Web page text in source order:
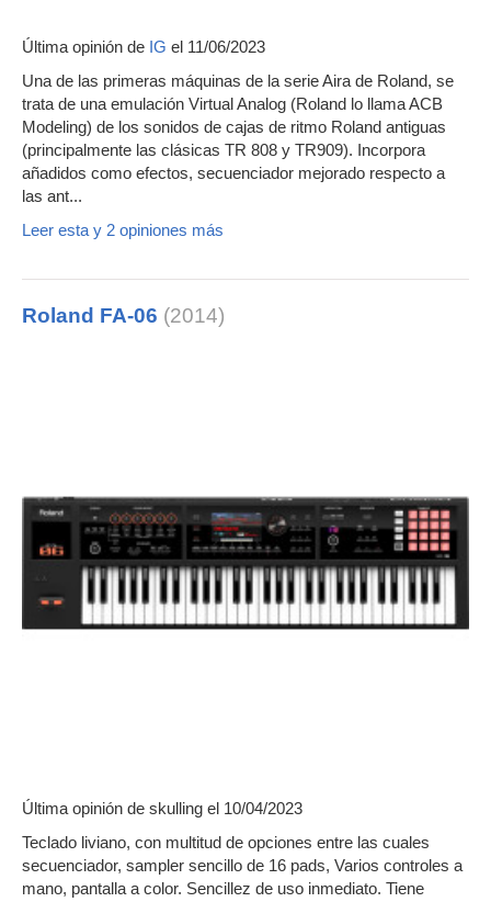
Última opinión de IG el 11/06/2023
Una de las primeras máquinas de la serie Aira de Roland, se
trata de una emulación Virtual Analog (Roland lo llama ACB
Modeling) de los sonidos de cajas de ritmo Roland antiguas
(principalmente las clásicas TR 808 y TR909). Incorpora
añadidos como efectos, secuenciador mejorado respecto a
las ant...
Leer esta y 2 opiniones más
Roland FA-06 (2014)
Última opinión de skulling el 10/04/2023
Teclado liviano, con multitud de opciones entre las cuales
secuenciador, sampler sencillo de 16 pads, Varios controles a
mano, pantalla a color. Sencillez de uso inmediato. Tiene